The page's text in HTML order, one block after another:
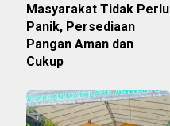
Masyarakat Tidak Perlu
Panik, Persediaan
Pangan Aman dan
Cukup